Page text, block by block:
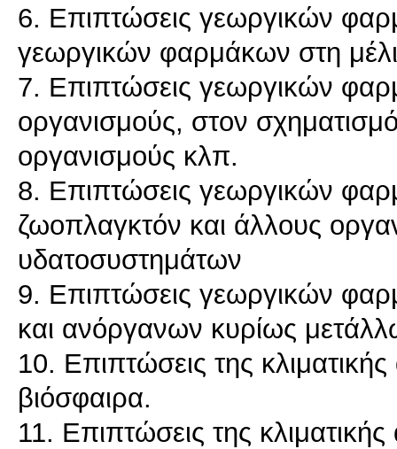
6. Επιπτώσεις γεωργικών
γεωργικών φαρμάκων στη
7. Επιπτώσεις γεωργικών
οργανισμούς, στον
οργανισμούς κλπ.
8. Επιπτώσεις γεωργικών
ζωοπλαγκτόν και άλλους
υδατοσυστημάτων
9. Επιπτώσεις γεωργικών
και ανόργανων κυρίως
10. Επιπτώσεις της
βιόσφαιρα.
11. Επιπτώσεις της κλιματικής